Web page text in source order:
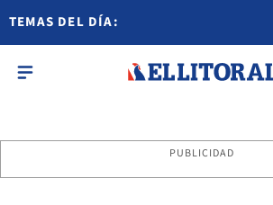
TEMAS DEL DÍA:
PUBLICIDAD